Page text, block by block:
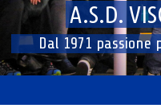
A.S.D.
Dal 1971 passione